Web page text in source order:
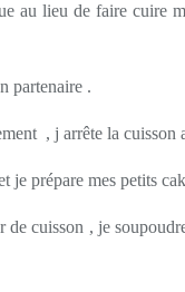
au lieu de faire cuire
partenaire .
, j arrête la cuisson
je prépare mes petits
de cuisson , je